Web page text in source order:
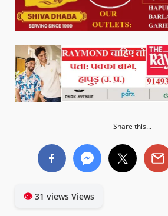
Share this...
👁31 views Views